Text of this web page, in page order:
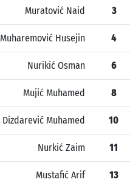
Muratović Naid 3
Muharemović Husejin 4
Nurikić Osman 6
Mujić Muhamed 8
Dizdarević Muhamed 10
Nurkić Zaim 11
Mustafić Arif 13